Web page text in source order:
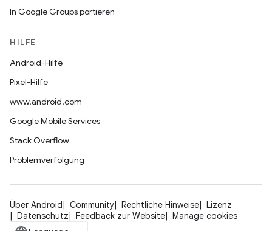
In Google Groups portieren
HILFE
Android-Hilfe
Pixel-Hilfe
www.android.com
Google Mobile Services
Stack Overflow
Problemverfolgung
Über Android Community Rechtliche Hinweise
Lizenz
Datenschutz
Feedback zur Website Manage cookies